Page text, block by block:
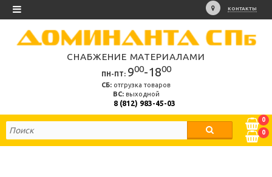
КОНТАКТЫ
СНАБЖЕНИЕ МАТЕРИАЛАМИ
ПН-ПТ: 900-1800
СБ: отгрузка товаров
ВС:выходной
8 (812) 983-45-03
0
0